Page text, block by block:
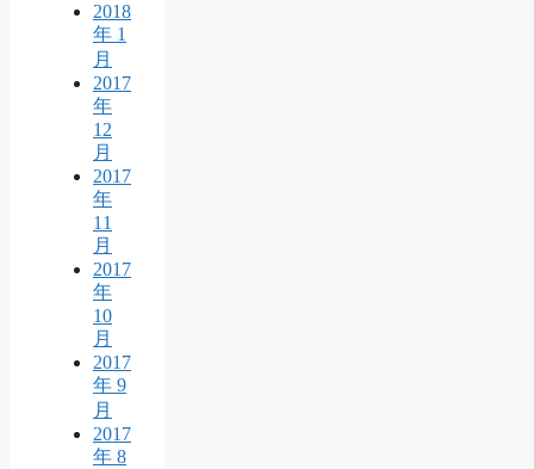
2018
年 1
月
2017
年
12
月
2017
年
11
月
2017
年
10
月
2017
年 9
月
2017
年 8